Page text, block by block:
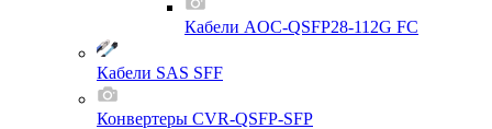
Кабели AOC-QSFP28-112G FC
Кабели SAS SFF
Конвертеры CVR-QSFP-SFP